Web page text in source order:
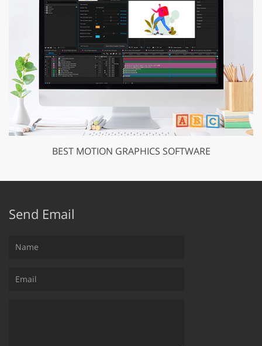
BEST MOTION GRAPHICS SOFTWARE
Send Email